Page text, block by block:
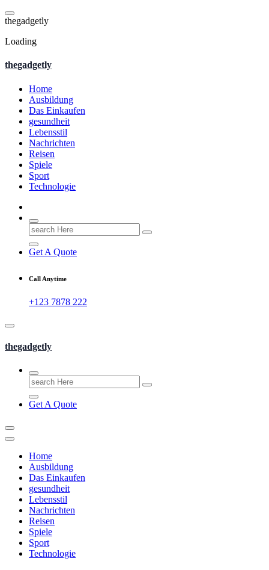
Skip
to
thegadgetly
Loading
thegadgetly
Home
Ausbildung
Das Einkaufen
gesundheit
Lebensstil
Nachrichten
Reisen
Spiele
Sport
Technologie
Search
for:
Get A Quote
Call Anytime
+123 7878 222
thegadgetly
Search
for:
Get A Quote
Home
Ausbildung
Das Einkaufen
gesundheit
Lebensstil
Nachrichten
Reisen
Spiele
Sport
Technologie